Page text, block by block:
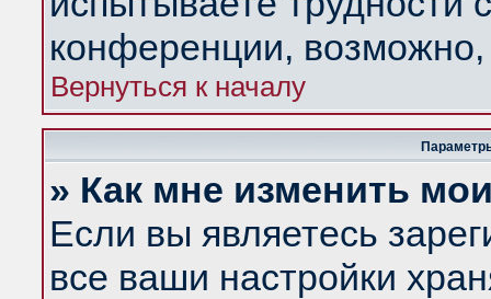
конференции,
Вернуться к началу
» Как мне изменить
Если вы являетесь
все ваши настройки